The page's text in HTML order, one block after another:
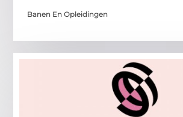
Banen En Opleidingen